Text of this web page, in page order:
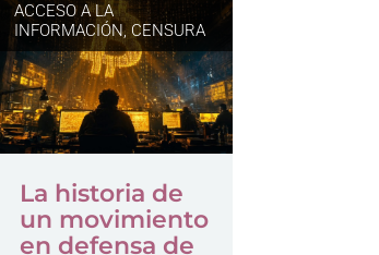
ACCESO A LA
INFORMACIÓN, CENSURA
La historia de
un movimiento
en defensa de